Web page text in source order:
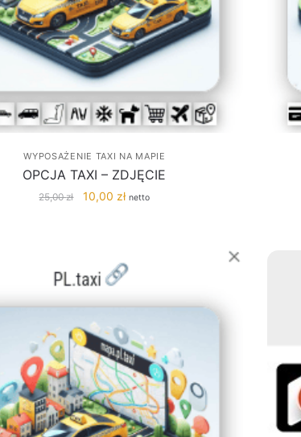
WYPOSAŻENIE TAXI NA MAPIE
OPCJA TAXI – ZDJĘCIE
25,00zł
Pierwotna
10,00 złAktualna
netto